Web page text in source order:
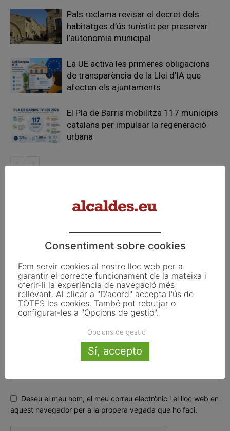
Pals reclama revisar el decret dels
habitatges d’ús turístic per preservar
l’autonomia municipal
La UE activa les primeres obligacions
de transparència de la Llei d’IA que
afecten els ajuntaments
El Pla de Barris mobilitza 117 municipis
catalans per impulsar la regeneració
urbana
FER UN COMENTARI
Deseu el meu nom, el meu correu electrònic i el lloc web en
aquest navegador per a la propera vegada que ho faci.
Consentiment sobre cookies
Fem servir cookies al nostre lloc web per a
garantir el correcte funcionament de la mateixa i
oferir-li la experiència de navegació més
rellevant. Al clicar a "D'acord" accepta l'ús de
TOTES les cookies. També pot rebutjar o
configurar-les a "Opcions de gestió".
Opcions de gestió
Sí, accepto